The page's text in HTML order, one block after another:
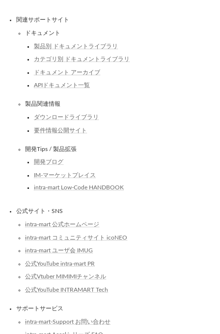
関連サポートサイト
ドキュメント
製品別 ドキュメントライブラリ
カテゴリ別 ドキュメントライブラリ
ドキュメント アーカイブ
APIドキュメント一覧
製品関連情報
ダウンロードライブラリ
要件情報公開サイト
開発Tips / 製品拡張
開発ブログ
IM-マーケットプレイス
intra-mart Low-Code HANDBOOK
公式サイト・SNS
intra-mart 公式ホームページ
intra-mart コミュニティサイト icoNEO
intra-mart ユーザ会 IMUG
公式YouTube intra-mart PR
公式Vtuber MIMIMIチャンネル
公式YouTube INTRAMART Tech
サポートサービス
intra-mart-Support お問い合わせ